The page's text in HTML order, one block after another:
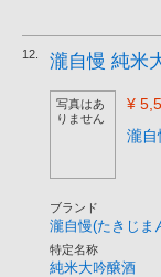
12. 瀧自慢 純米
写真はあ
りません
¥
瀧自
ブランド
瀧自慢(たきじま
特定名称
純米大吟醸酒